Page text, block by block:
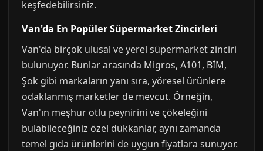
keşfedebilirsiniz.
Van'da En Popüler Süpermarket Zincirleri
Van'da birçok ulusal ve yerel süpermarket zinciri
bulunuyor. Bunlar arasında Migros, A101, BİM,
Şok gibi markaların yanı sıra, yöresel ürünlere
odaklanmış marketler de mevcut. Örneğin,
Van'ın meşhur otlu peynirini ve çökeleğini
bulabileceğiniz özel dükkanlar, aynı zamanda
temel gıda ürünlerini de uygun fiyatlara sunuyor.